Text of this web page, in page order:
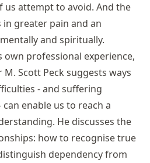
us attempt to avoid. And the
greater pain and an
and spiritually.
own professional experience,
Scott Peck suggests ways
- and suffering
enable us to reach a
He discusses the
how to recognise true
dependency from